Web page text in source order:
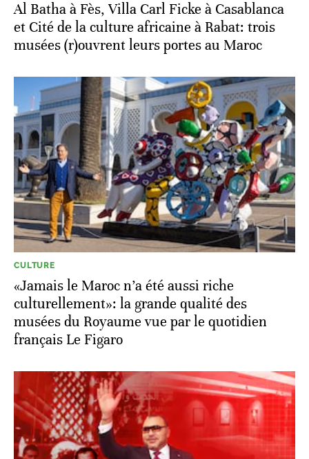
Al Batha à Fès, Villa Carl Ficke à Casablanca
et Cité de la culture africaine à Rabat: trois
musées (r)ouvrent leurs portes au Maroc
CULTURE
«Jamais le Maroc n’a été aussi riche
culturellement»: la grande qualité des
musées du Royaume vue par le quotidien
français Le Figaro